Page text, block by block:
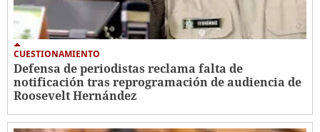
CUESTIONAMIENTO
Defensa de periodistas reclama falta de
notificación tras reprogramación de audiencia de
Roosevelt Hernández